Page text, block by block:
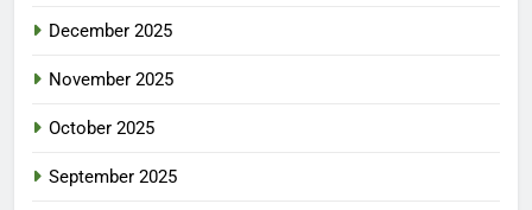
December 2025
November 2025
October 2025
September 2025